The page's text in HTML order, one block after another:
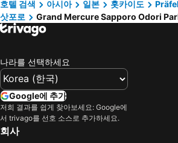
호텔 검색
아시아 일본 홋카이도
삿포로
Grand Mercure Sapporo Odori
나라를 선택하세요
Google에 추가
저희 결과를 쉽게 찾아보세요: Google에
서 trivago를 선호 소스로 추가하세요.
회사